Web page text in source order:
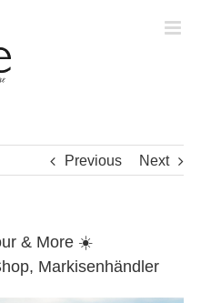
Previous Next
& More ☀️
Markisenhändler